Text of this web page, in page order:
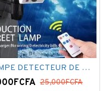
LAMPE DETECTEUR DE MOUVEMENT SOLAR SENSOR LIGHT
25,000FCFA